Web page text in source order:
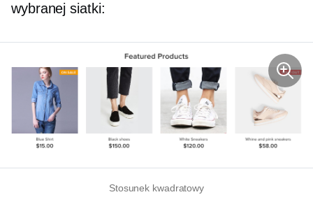
wybranej siatki:
Stosunek kwadratowy